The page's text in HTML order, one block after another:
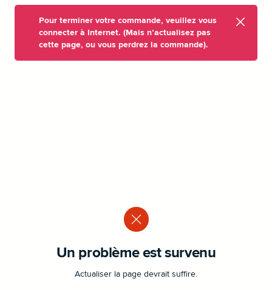
Pour terminer votre commande, veuillez vous
connecter à Internet. (Mais n’actualisez pas
cette page, ou vous perdrez la commande).
Un problème est survenu
Actualiser la page devrait suffire.